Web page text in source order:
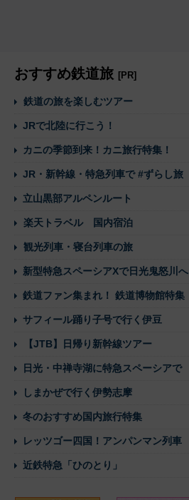
おすすめ鉄道旅 [PR]
鉄道の旅を楽しむツアー
JRで北陸に行こう！
カニの季節到来！カニ旅行特集！
JR・新幹線・特急列車で #ずらし旅
立山黒部アルペンルート
楽天トラベル 国内宿泊
観光列車・寝台列車の旅
新型特急スペーシアXで日光鬼怒川へ
鉄道ファン集まれ！ 鉄道博物館特集
サフィール踊り子号で行く伊豆
【JTB】日帰り新幹線ツアー
日光・中禅寺湖に特急スペーシアで
しまかぜで行く伊勢志摩
冬のおすすめ国内旅行特集
レッツゴー四国！アンパンマン列車
近鉄特急「ひのとり」